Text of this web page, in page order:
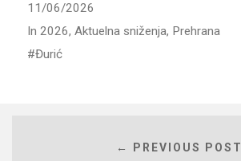
11/06/2026
In 2026, Aktuelna sniženja, Prehrana
Đurić
← PREVIOUS POST